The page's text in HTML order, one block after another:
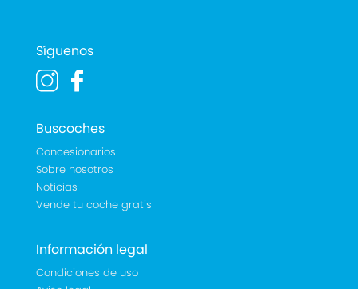
Síguenos
Buscoches
Concesionarios
Sobre nosotros
Noticias
Vende tu coche gratis
Información legal
Condiciones de uso